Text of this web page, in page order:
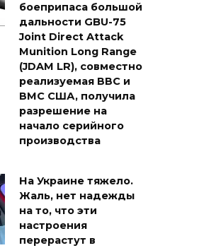
боеприпаса большой
дальности GBU-75
Joint Direct Attack
Munition Long Range
(JDAM LR), совместно
реализуемая ВВС и
ВМС США, получила
разрешение на
начало серийного
производства
На Украине тяжело.
Жаль, нет надежды
на то, что эти
настроения
перерастут в